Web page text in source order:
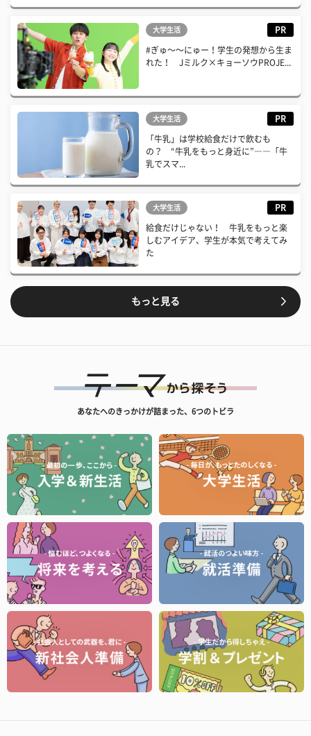
大学生活 PR
#ぎゅ〜〜にゅー！学生の発想から生ま
れた！ Jミルク×キョーソウPROJE...
大学生活 PR
「牛乳」は学校給食だけで飲むも
の？ “牛乳をもっと身近に”――「牛
乳でスマ...
大学生活 PR
給食だけじゃない！ 牛乳をもっと楽
しむアイデア、学生が本気で考えてみ
た
もっと見る
あなたへのきっかけが詰まった、6つのトビラ